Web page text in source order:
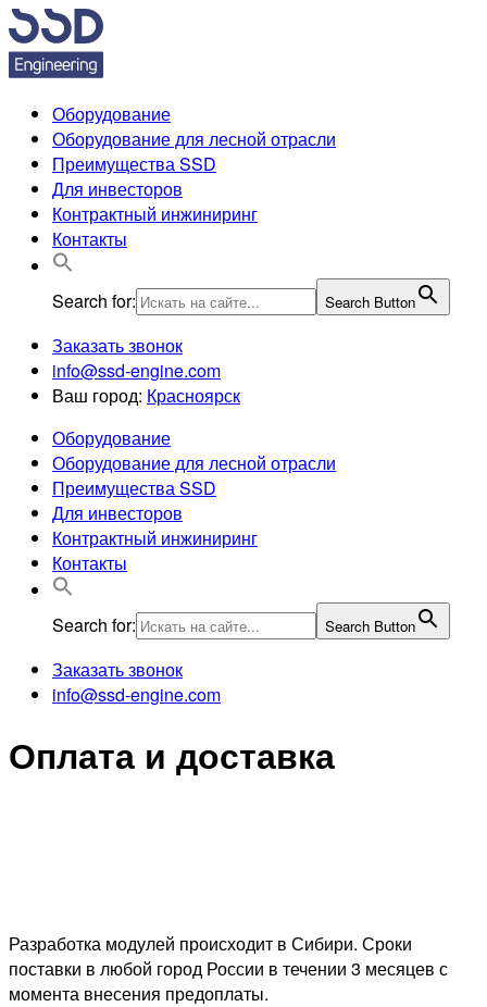
Оборудование
Оборудование для лесной отрасли
Преимущества SSD
Для инвесторов
Контрактный инжиниринг
Контакты
Search for: Search Button
Заказать звонок
info@ssd-engine.com
Ваш город: Красноярск
Оборудование
Оборудование для лесной отрасли
Преимущества SSD
Для инвесторов
Контрактный инжиниринг
Контакты
Search for: Search Button
Заказать звонок
info@ssd-engine.com
Оплата и доставка
Разработка модулей происходит в Сибири. Сроки
поставки в любой город России в течении 3 месяцев с
момента внесения предоплаты.